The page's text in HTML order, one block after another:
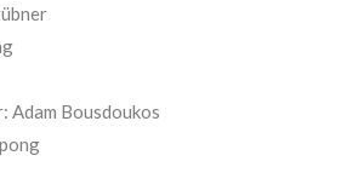
Adam Bousdoukos